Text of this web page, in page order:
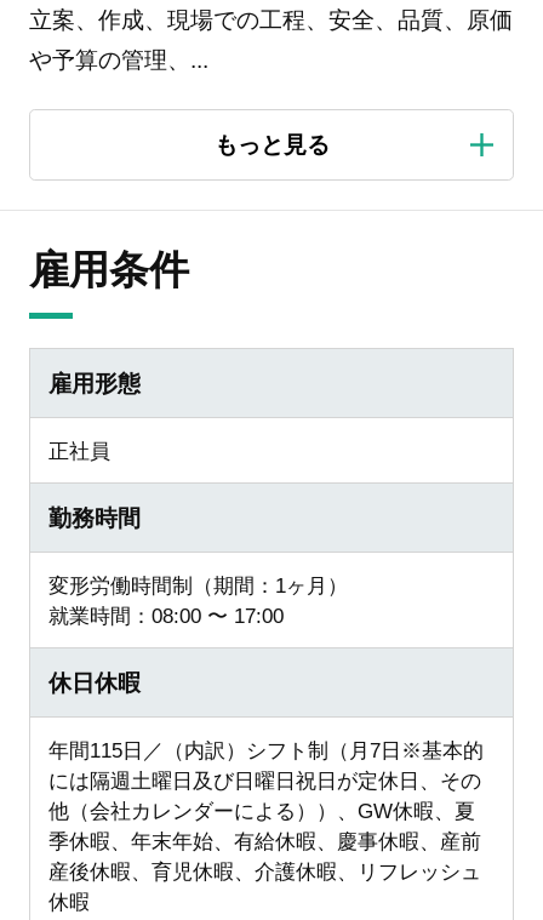
立案、作成、現場での工程、安全、品質、原価
や予算の管理、 ...
雇用条件
雇用形態
正社員
勤務時間
変形労働時間制（期間：1ヶ月）
就業時間：08:00 〜 17:00
休日休暇
年間115日／（内訳）シフト制（月7日※基本的
には隔週土曜日及び日曜日祝日が定休日、その
他（会社カレンダーによる））、GW休暇、夏
季休暇、年末年始、有給休暇、慶事休暇、産前
産後休暇、育児休暇、介護休暇、リフレッシュ
休暇